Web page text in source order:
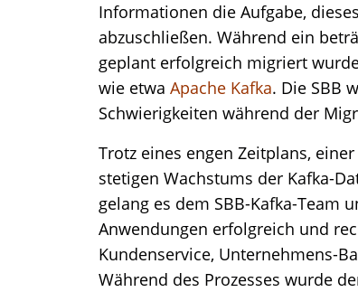
Informationen die Aufgabe,
abzuschließen. Während ein
geplant erfolgreich migriert
wie etwa Apache Kafka. Die SBB
Schwierigkeiten während der
Trotz eines engen Zeitplans,
stetigen Wachstums der Kafka-
gelang es dem SBB-Kafka-Team
Anwendungen erfolgreich und
Kundenservice, Unternehmens-
Während des Prozesses wurde